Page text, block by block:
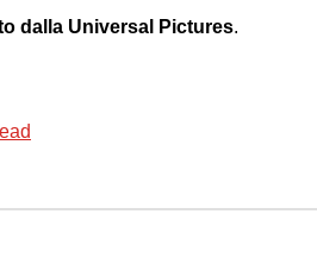
dalla Universal Pictures.